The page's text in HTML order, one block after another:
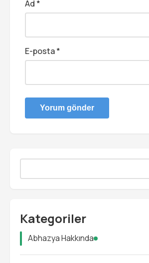
Ad *
E-posta*
Kategoriler
Abhazya Hakkında